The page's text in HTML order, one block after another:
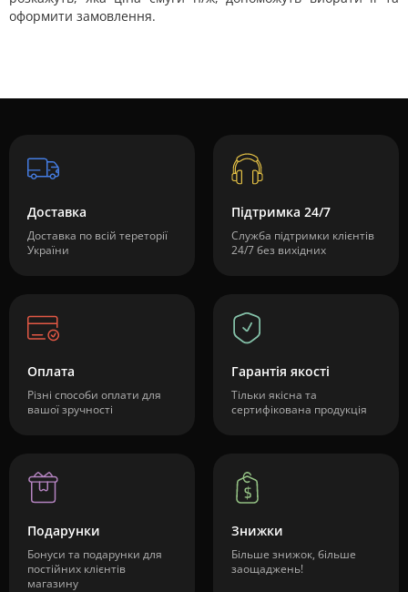
оформити замовлення.
Доставка
Доставка по всій тереторії
України
Підтримка 24/7
Служба підтримки клієнтів
24/7 без вихідних
Оплата
Різні способи оплати для
вашої зручності
Гарантія якості
Тільки якісна та
сертифікована продукція
Подарунки
Бонуси та подарунки для
постійних клієнтів
магазину
Знижки
Більше знижок, більше
заощаджень!